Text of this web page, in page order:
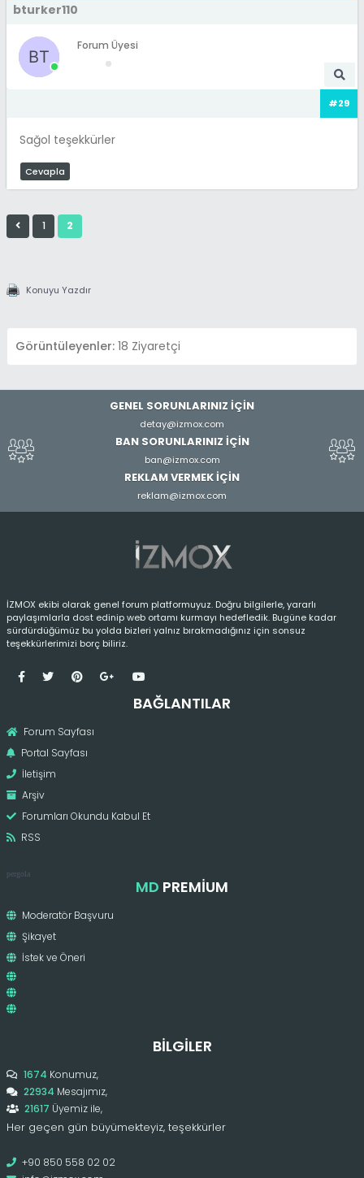
bturker110
Forum Üyesi
#29
Sağol teşekkürler
Cevapla
1 2
Konuyu Yazdır
Görüntüleyenler: 18 Ziyaretçi
GENEL SORUNLARINIZ İÇİN
detay@izmox.com
BAN SORUNLARINIZ İÇİN
ban@izmox.com
REKLAM VERMEK İÇİN
reklam@izmox.com
İZMOX ekibi olarak genel forum platformuyuz. Doğru bilgilerle, yararlı
paylaşımlarla dost edinip web ortamı kurmayı hedefledik. Bugüne kadar
sürdürdüğümüz bu yolda bizleri yalnız bırakmadığınız için sonsuz
teşekkürlerimizi borç biliriz.
BAĞLANTILAR
Forum Sayfası
Portal Sayfası
İletişim
Arşiv
Forumları Okundu Kabul Et
RSS
pergola
MD PREMIUM
Moderatör Başvuru
Şikayet
İstek ve Öneri
BILGILER
1674 Konumuz,
22934 Mesajımız,
21617 Üyemiz ile,
Her geçen gün büyümekteyiz, teşekkürler
+90 850 558 02 02